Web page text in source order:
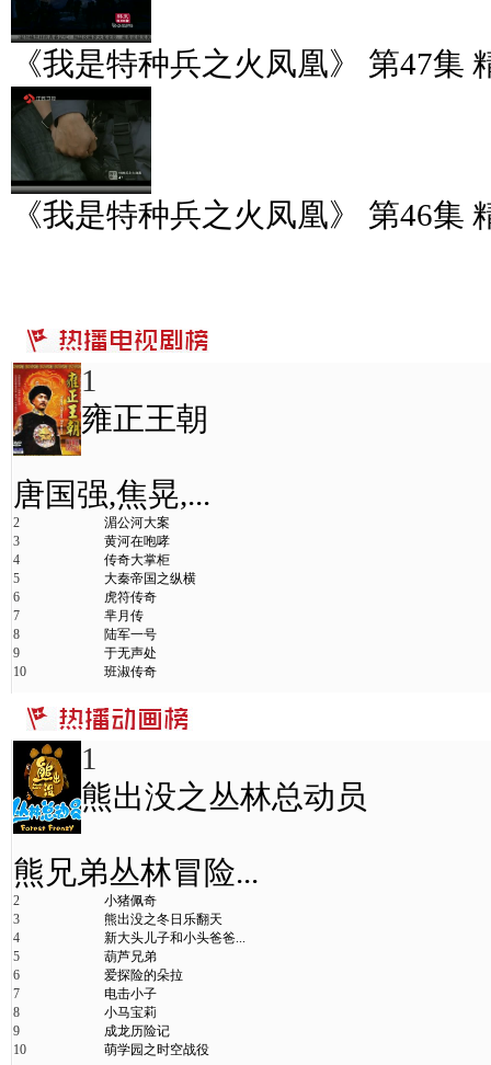
《我是特种兵之火凤凰》 第47集
《我是特种兵之火凤凰》 第46集
1
雍正王朝
唐国强,焦晃,...
2
湄公河大案
3
黄河在咆哮
4
传奇大掌柜
5
大秦帝国之纵横
6
虎符传奇
7
芈月传
8
陆军一号
9
于无声处
10
班淑传奇
1
熊出没之丛林总动员
熊兄弟丛林冒险...
2
小猪佩奇
3
熊出没之冬日乐翻天
4
新大头儿子和小头爸爸...
5
葫芦兄弟
6
爱探险的朵拉
7
电击小子
8
小马宝莉
9
成龙历险记
10
萌学园之时空战役